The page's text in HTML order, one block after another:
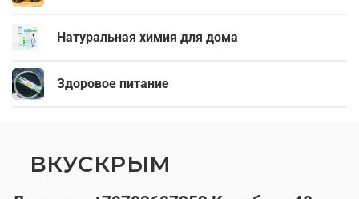
Натуральная химия для дома
Здоровое питание
ВКУСКРЫМ